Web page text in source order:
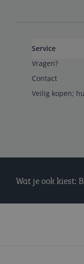
Service
Vragen?
Contact
Veilig kopen;
Wat je ook kiest: